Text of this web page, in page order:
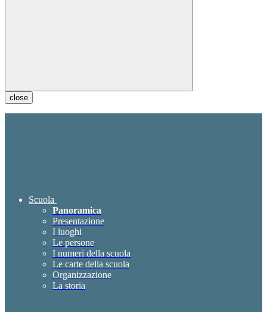
close
Scuola
Panoramica
Presentazione
I luoghi
Le persone
I numeri della scuola
Le carte della scuola
Organizzazione
La storia